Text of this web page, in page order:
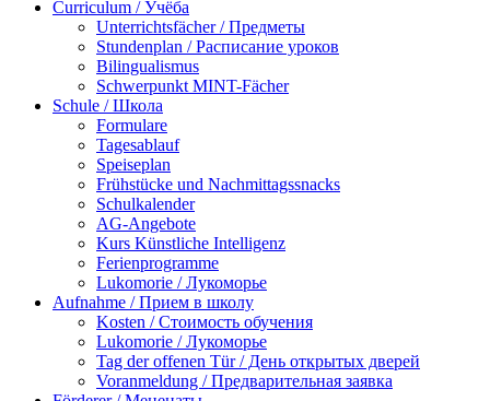
Curriculum / Учёба
Unterrichtsfächer / Предметы
Stundenplan / Расписание уроков
Bilingualismus
Schwerpunkt MINT-Fächer
Schule / Школа
Formulare
Tagesablauf
Speiseplan
Frühstücke und Nachmittagssnacks
Schulkalender
AG-Angebote
Kurs Künstliche Intelligenz
Ferienprogramme
Lukomorie / Лукоморье
Aufnahme / Прием в школу
Kosten / Стоимость обучения
Lukomorie / Лукоморье
Tag der offenen Tür / День открытых дверей
Voranmeldung / Предварительная заявка